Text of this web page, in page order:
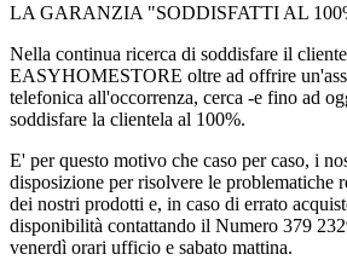
LA GARANZIA "SODDISFATTI AL
Nella continua ricerca di soddisfare il
EASYHOMESTORE oltre ad offrire
telefonica all'occorrenza, cerca -e fino ad
soddisfare la clientela al 100%.
E' per questo motivo che caso per caso, i
disposizione per risolvere le problematiche
dei nostri prodotti e, in caso di errato
disponibilità contattando il Numero 379
venerdì orari ufficio e sabato mattina.